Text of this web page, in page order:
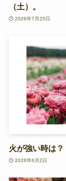
（土）。
2026年7月25日
火が強い時は？
2026年6月2日